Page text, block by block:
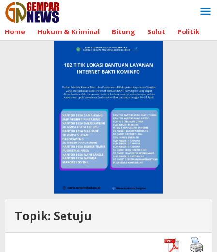
Lewati
ke
konten
Home Hukum & Kriminal Bitung Sulut Politik
Topik: Setuju